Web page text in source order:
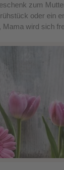
zum
oder ein
Mama wird sich